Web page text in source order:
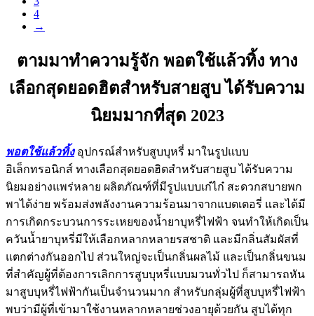
4
→
ตามมาทำความรู้จัก พอตใช้แล้วทิ้ง ทาง
เลือกสุดยอดฮิตสำหรับสายสูบ ได้รับความ
นิยมมากที่สุด 2023
พอตใช้แล้วทิ้งอุปกรณ์สำหรับสูบบุหรี่ มาในรูปแบบ
อิเล็กทรอนิกส์ ทางเลือกสุดยอดฮิตสำหรับสายสูบ ได้รับความ
นิยมอย่างแพร่หลาย ผลิตภัณฑ์ที่มีรูปแบบเก๋ไก๋ สะดวกสบายพก
พาได้ง่าย พร้อมส่งพลังงานความร้อนมาจากแบตเตอรี่ และได้มี
การเกิดกระบวนการระเหยของน้ำยาบุหรี่ไฟฟ้า จนทำให้เกิดเป็น
ควันน้ำยาบุหรี่มีให้เลือกหลากหลายรสชาติ และมีกลิ่นสัมผัสที่
แตกต่างกันออกไป ส่วนใหญ่จะเป็นกลิ่นผลไม้ และเป็นกลิ่นขนม
ที่สำคัญผู้ที่ต้องการเลิกการสูบบุหรี่แบบมวนทั่วไป ก็สามารถหัน
มาสูบบุหรี่ไฟฟ้ากันเป็นจำนวนมาก สำหรับกลุ่มผู้ที่สูบบุหรี่ไฟฟ้า
พบว่ามีผู้ที่เข้ามาใช้งานหลากหลายช่วงอายุด้วยกัน สูบได้ทุก